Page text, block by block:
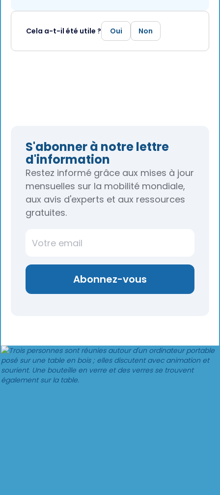
Cela a-t-il été utile ? Oui Non
S'abonner à notre lettre
d'information
Restez informé grâce aux mises à jour
mensuelles sur la mobilité mondiale,
aux avis d'experts et aux ressources
gratuites.